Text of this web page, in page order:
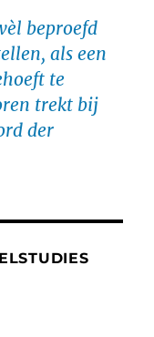
beproefd
als een
te
trekt bij
der